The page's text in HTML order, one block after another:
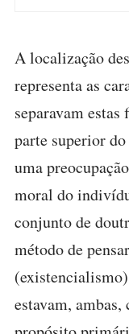
A localização
representa as
separavam
parte superior
uma
moral do
conjunto de
método de
estavam,